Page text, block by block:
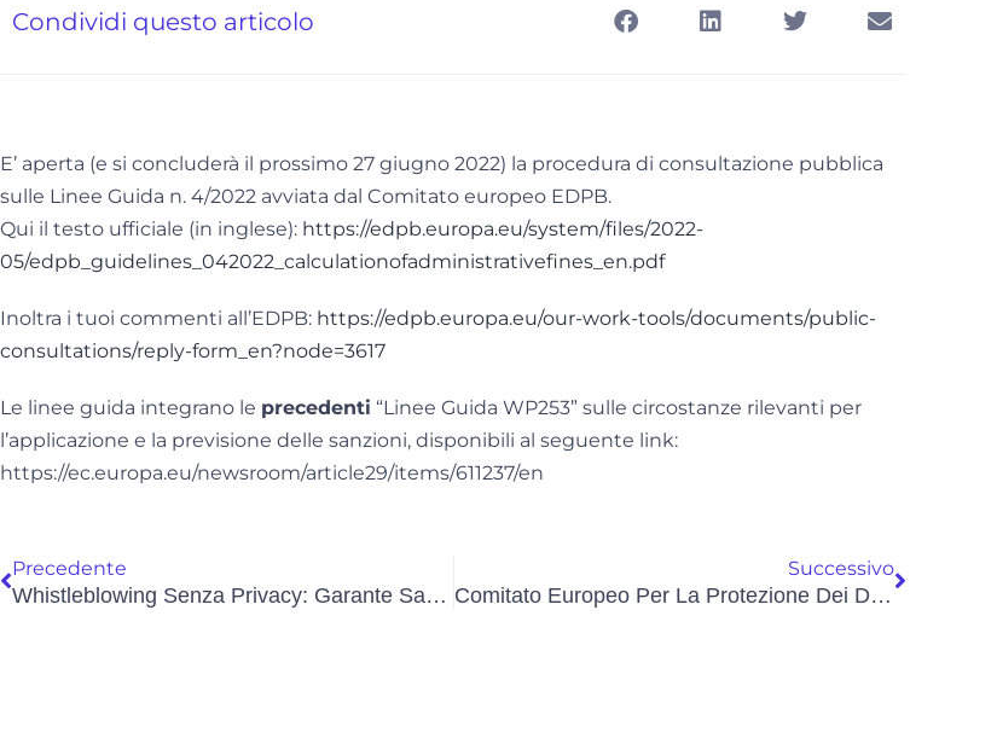
Condividi questo articolo
E’ aperta (e si concluderà il prossimo 27 giugno 2022) la procedura di consultazione pubblica
sulle Linee Guida n. 4/2022 avviata dal Comitato europeo EDPB.
Qui il testo ufficiale (in inglese): https://edpb.europa.eu/system/files/2022-
05/edpb_guidelines_042022_calculationofadministrativefines_en.pdf
Inoltra i tuoi commenti all’EDPB: https://edpb.europa.eu/our-work-tools/documents/public-
consultations/reply-form_en?node=3617
Le linee guida integrano le precedenti “Linee Guida WP253” sulle circostanze rilevanti per
l’applicazione e la previsione delle sanzioni, disponibili al seguente link:
https://ec.europa.eu/newsroom/article29/items/611237/en
Precedente
Whistleblowing Senza Privacy: Garante Sanziona Ospedale E Società Informatica
Successivo
Comitato Europeo Per La Protezione Dei Dati: In Consultazione Le Linee Guida 05/2022 In Materia Di Riconoscimento Facciale